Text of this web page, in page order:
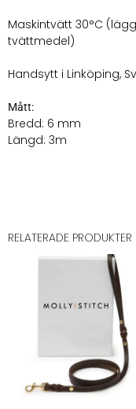
Maskintvätt 30°C
tvättmedel)
Handsytt i Linköping,
Mått:
Bredd: 6 mm
Längd: 3m
RELATERADE PRODUKTER